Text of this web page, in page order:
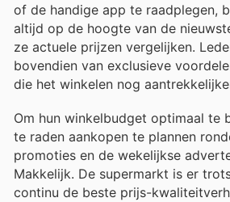
of de handige app te raadplegen,
altijd op de hoogte van de
ze actuele prijzen vergelijken.
bovendien van exclusieve
die het winkelen nog
Om hun winkelbudget optimaal te
te raden aankopen te plannen
promoties en de wekelijkse
Makkelijk. De supermarkt is er
continu de beste prijs-